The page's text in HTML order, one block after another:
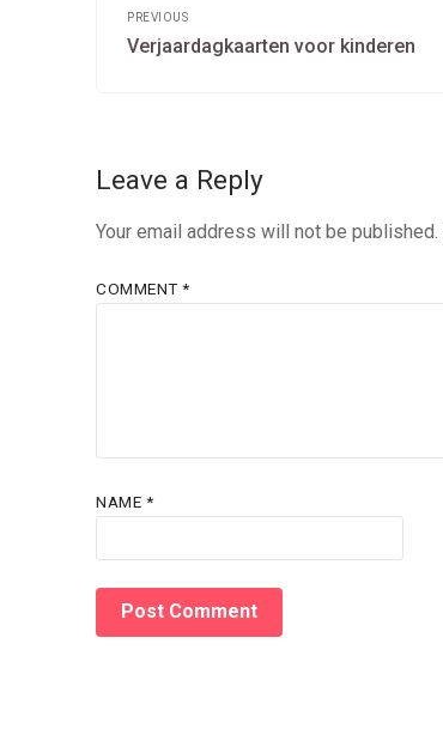
navigation
PREVIOUS
Previous
Verjaardagkaarten voor kinderen
Leave a Reply
Your email address will not be published.
COMMENT*
NAME *